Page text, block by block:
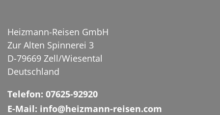
Blick auf die Altstadt von
©Manuel Schönfeld -
stock.adobe.com
Heizmann-Reisen GmbH
Zur Alten Spinnerei 3
D-79669 Zell/Wiesental
Deutschland
Telefon: 07625-92920
E-Mail: info@heizmann-reisen.com